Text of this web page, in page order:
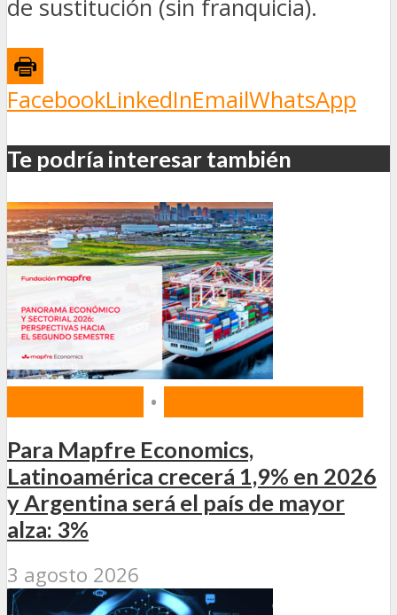
de sustitución (sin franquicia).
FacebookLinkedInEmailWhatsApp
Te podría interesar también
•
Para Mapfre Economics,
Latinoamérica crecerá 1,9% en 2026
y Argentina será el país de mayor
alza: 3%
3 agosto 2026